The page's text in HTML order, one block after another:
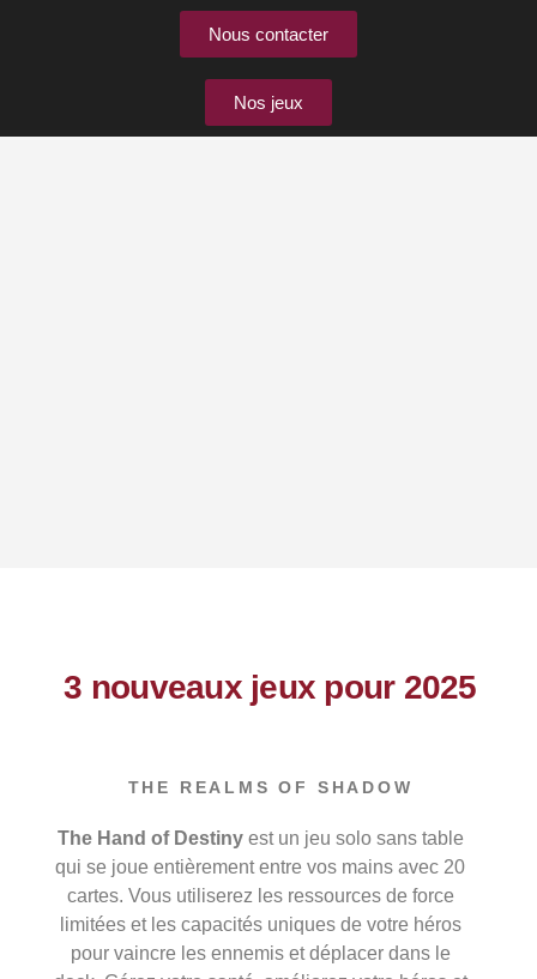
Nous contacter
Nos jeux
3 nouveaux jeux pour 2025
THE REALMS OF SHADOW
The Hand of Destinyest un jeu solo sans table
qui se joue entièrement entre vos mains avec 20
cartes. Vous utiliserez les ressources de force
limitées et les capacités uniques de votre héros
pour vaincre les ennemis et déplacer dans le